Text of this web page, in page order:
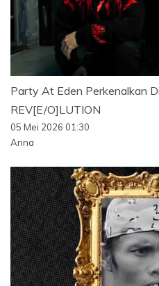
Party At Eden Perkenalkan
REV[E/O]LUTION
05 Mei 2026 01:30
Anna